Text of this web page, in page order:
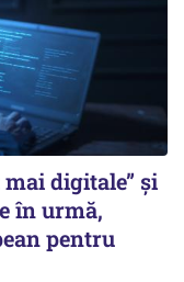
digitale” și
în urmă,
pentru